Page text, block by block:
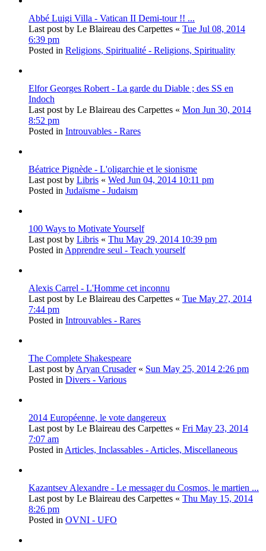
Abbé Luigi Villa - Vatican II Demi-tour !! ...
Last post by Le Blaireau des Carpettes « Tue Jul 08, 2014
6:39 pm
Posted in Religions, Spiritualité - Religions, Spirituality
Elfor Georges Robert - La garde du Diable ; des SS en
Indoch
Last post by Le Blaireau des Carpettes « Mon Jun 30, 2014
8:52 pm
Posted in Introuvables - Rares
Béatrice Pignède - L'oligarchie et le sionisme
Last post by Libris « Wed Jun 04, 2014 10:11 pm
Posted in Judaïsme - Judaism
100 Ways to Motivate Yourself
Last post by Libris « Thu May 29, 2014 10:39 pm
Posted in Apprendre seul - Teach yourself
Alexis Carrel - L'Homme cet inconnu
Last post by Le Blaireau des Carpettes « Tue May 27, 2014
7:44 pm
Posted in Introuvables - Rares
The Complete Shakespeare
Last post by Aryan Crusader« Sun May 25, 2014 2:26 pm
Posted in Divers - Various
2014 Européenne, le vote dangereux
Last post by Le Blaireau des Carpettes « Fri May 23, 2014
7:07 am
Posted in Articles, Inclassables - Articles, Miscellaneous
Kazantsev Alexandre - Le messager du Cosmos, le martien ...
Last post by Le Blaireau des Carpettes « Thu May 15, 2014
8:26 pm
Posted in OVNI - UFO